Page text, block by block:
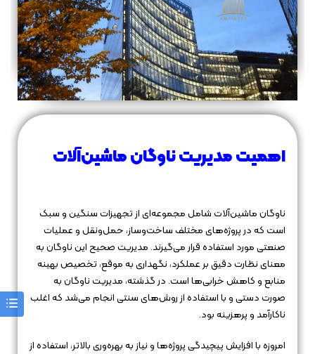
اهمیت مدیریت ناوگان ماشین‌آلات
ناوگان ماشین‌آلات شامل مجموعه‌ای از تجهیزات سنگین و سبک
است که در پروژه‌های مختلف ساخت‌وساز، حمل‌ونقل و عملیات
صنعتی مورد استفاده قرار می‌گیرند. مدیریت صحیح این ناوگان به
معنای نظارت دقیق بر عملکرد، نگهداری به موقع، تخصیص بهینه
منابع و کاهش خرابی‌ها است. در گذشته، مدیریت ناوگان به
صورت دستی و با استفاده از روش‌های سنتی انجام می‌شد که اغلب
ناکارآمد و پرهزینه بود.
امروزه با افزایش پیچیدگی پروژه‌ها و نیاز به بهره‌وری بالاتر، استفاده از